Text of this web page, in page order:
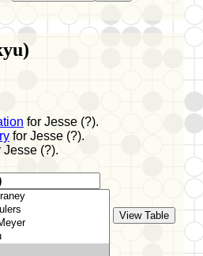
for Jesse (?).
for Jesse (?).
Jesse (?).